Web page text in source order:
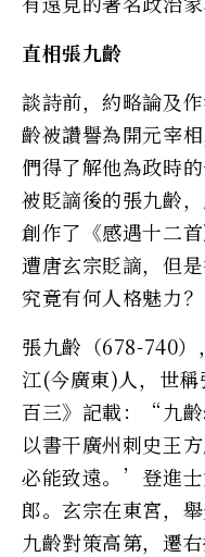
直相張九齡
談詩前，約略論及
齡被讚譽為開元宰
們得了解他為政時
被貶謫後的張九齡
創作了《感遇十二
遭唐玄宗貶謫，但
究竟有何人格魅力？
張九齡（678-740
江(今廣東)人，世
百三》記載：“九齡
以書干廣州刺史王
必能致遠。’登進
郎。玄宗在東宮，
九齡對策高第，遷